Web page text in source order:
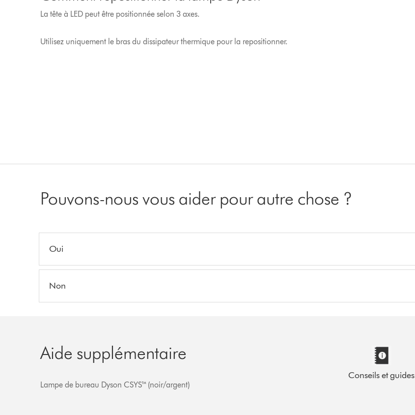
La tête à LED peut être positionnée selon 3 axes.
Utilisez uniquement le bras du dissipateur thermique pour la repositionner.
Pouvons-nous vous aider pour autre chose ?
Oui
Non
Aide supplémentaire
Lampe de bureau Dyson CSYS™ (noir/argent)
Conseils et guides